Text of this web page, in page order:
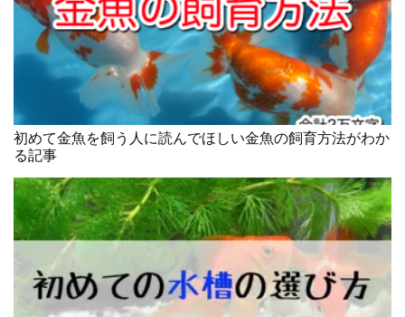
初めて金魚を飼う人に読んでほしい金魚の飼育方法がわか
る記事